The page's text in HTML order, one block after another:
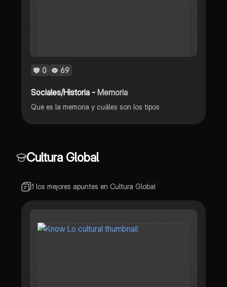
0 69
Sociales/Historia -Memoria
Que es la memoria y cuáles son los tipos
Cultura Global
1 los mejores apuntes en Cultura Global